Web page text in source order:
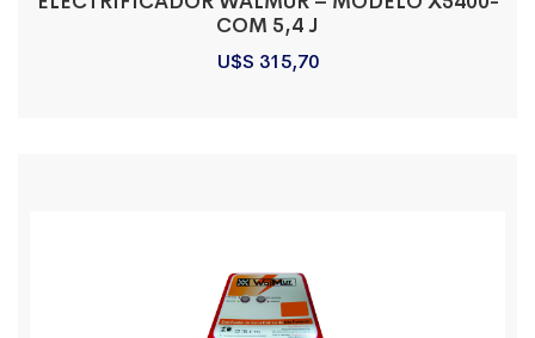
COM 5,4 J
U$S 315,70